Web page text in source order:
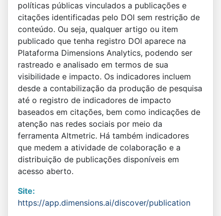
políticas públicas vinculados a publicações e
citações identificadas pelo DOI sem restrição de
conteúdo. Ou seja, qualquer artigo ou item
publicado que tenha registro DOI aparece na
Plataforma Dimensions Analytics, podendo ser
rastreado e analisado em termos de sua
visibilidade e impacto. Os indicadores incluem
desde a contabilização da produção de pesquisa
até o registro de indicadores de impacto
baseados em citações, bem como indicações de
atenção nas redes sociais por meio da
ferramenta Altmetric. Há também indicadores
que medem a atividade de colaboração e a
distribuição de publicações disponíveis em
acesso aberto.
Site:
https://app.dimensions.ai/discover/publication